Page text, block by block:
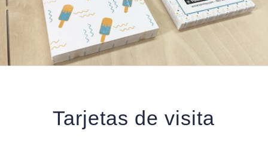
Tarjetas de visita